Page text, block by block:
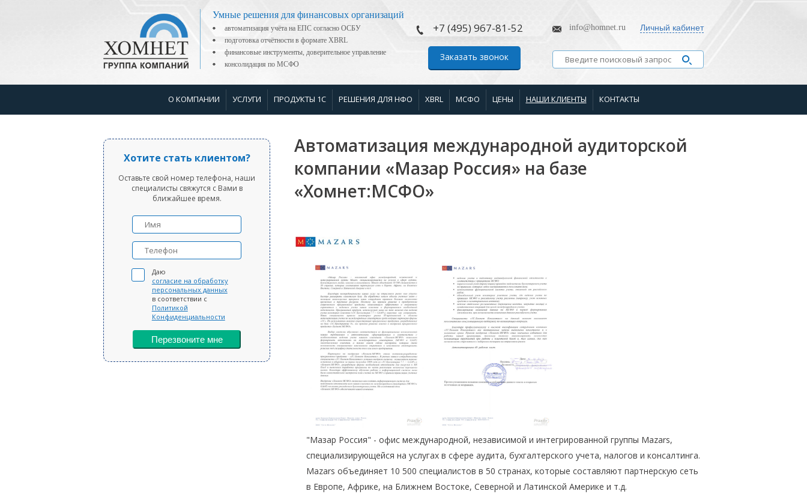
Умные решения для финансовых организаций
автоматизация учёта на ЕПС согласно ОСБУ
подготовка отчётности в формате XBRL
финансовые инструменты, доверительное управление
консолидация по МСФО
+7 (495) 967-81-52
Заказать звонок
info@homnet.ru Личный кабинет
О КОМПАНИИ УСЛУГИ ПРОДУКТЫ 1С РЕШЕНИЯ ДЛЯ НФО XBRL МСФО ЦЕНЫ НАШИ КЛИЕНТЫ КОНТАКТЫ
Хотите стать клиентом?
Оставьте свой номер телефона, наши
специалисты свяжутся с Вами в
ближайшее время.
Даю
согласие на обработку
персональных данных
в соответствии с
Политикой
Конфиденциальности
Перезвоните мне
Автоматизация международной аудиторской
компании «Мазар Россия» на базе
«Хомнет:МСФО»
"Мазар Россия" - офис международной, независимой и интегрированной группы Mazars,
специализирующейся на услугах в сфере аудита, бухгалтерского учета, налогов и консалтинга.
Mazars объединяет 10 500 специалистов в 50 странах, которые составляют партнерскую сеть
в Европе, Африке, на Ближнем Востоке, Северной и Латинской Америке и т.д.